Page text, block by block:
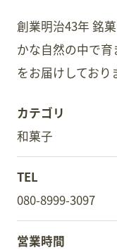
創業明治43年 銘
かな自然の中で
をお届けしており
カテゴリ
和菓子
TEL
080-8999-3097
営業時間